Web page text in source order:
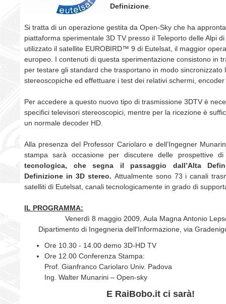
Definizione
Si tratta di un operazione gestita da Open-Sky che ha
piattaforma sperimentale 3D TV presso il Teleporto delle Alpi
utilizzato il satellite EUROBIRD™ 9 di Eutelsat, il maggior
europeo. I contenuti di questa sperimentazione consistono in
per testare gli standard che trasportano in modo sincronizzato
stereoscopiche ed effettuare i test dei relativi schermi,
Per accedere a questo nuovo tipo di trasmissione 3DTV è
specifici televisori stereoscopici, mentre per la ricezione è
un normale decoder HD.
Alla presenza del Professor Cariolaro e dell’Ingegner
stampa sarà occasione per discutere delle prospettive di
tecnologica, che segna il passaggio dall’Alta
Definizione in 3D stereo. Attualmente sono 73 i canali
satelliti di Eutelsat, canali tecnologicamente in grado di
IL PROGRAMMA:
Venerdì 8 maggio 2009, Aula Magna Antonio
Dipartimento di Ingegneria dell'Informazione, via
Ore 10.30 - 14.00 demo 3D-HD TV
Ore 12.00 Conferenza Stampa:
Prof. Gianfranco Cariolaro Univ. Padova
Ing. Walter Munarini – Open-sky
E RaiBobo.it ci sarà!